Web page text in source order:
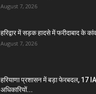
August 7, 2026
हरिद्वार में सड़क हादसे में फरीदाबाद के
August 7, 2026
हरियाणा प्रशासन में बड़ा फेरबदल, 17
अधिकारियों...